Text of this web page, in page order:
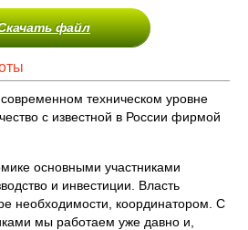
файл
техническом уровне
с известной в России фирмой
основными участниками
и инвестиции. Власть
необходимости, координатором. С
мы работаем уже давно и,